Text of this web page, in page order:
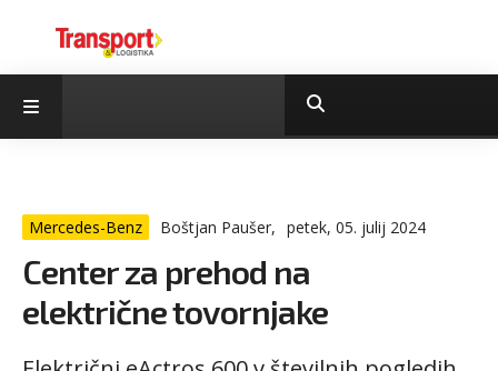
Mercedes-Benz Boštjan Paušer, petek, 05. julij 2024
Center za prehod na
električne tovornjake